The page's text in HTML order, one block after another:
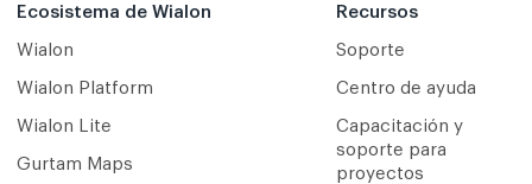
Ecosistema de Wialon
Wialon
Wialon Platform
Wialon Lite
Gurtam Maps
Recursos
Soporte
Centro de ayuda
Capacitación y
soporte para
proyectos